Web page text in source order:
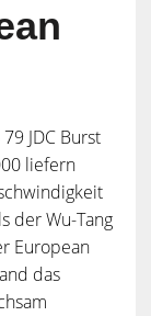
JDC Burst
liefern
der Wu-Tang
European
das